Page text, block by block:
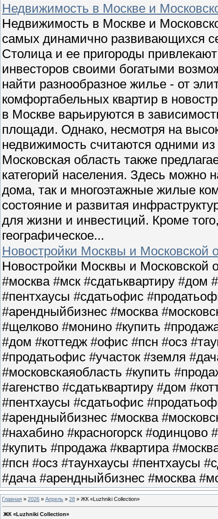
Недвижимость в Москве и
Недвижимость в Москве и
самых динамично развивающихся
Столица и ее пригороды
инвесторов своими богатыми
найти разнообразное жилье - от
комфортабельных квартир в
в Москве варьируются в
площади. Однако, несмотря на
недвижимость считаются одними
Московская область также
категорий населения. Здесь можно
дома, так и многоэтажные жилые
состояние и развитая
для жизни и инвестиций. Кроме
географическое...
Новостройки Москвы и Московской
Новостройки Москвы и Московской
#москва #мск #сдатьквартиру #дом
#пентхаусы #сдатьофис
#арендныйбизнес #москва
#щелково #монино #купить
#дом #коттедж #офис #псн #осз
#продатьофис #участок #земля
#московскаяобласть #купить
#агенство #сдатьквартиру #дом
#пентхаусы #сдатьофис
#арендныйбизнес #москва
#нахабино #красногорск
#купить #продажа #квартира
#псн #осз #таунхаусы #пентхаусы
#дача #арендныйбизнес #москва
Главная » 2026 » Апрель » 28 » ЖК «Luzhniki Collection»
ЖК «Luzhniki Collection»